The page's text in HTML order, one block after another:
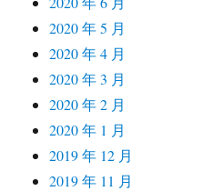
2020 年 5 月
2020 年 4 月
2020 年 3 月
2020 年 2 月
2020 年 1 月
2019 年 12 月
2019 年 11 月